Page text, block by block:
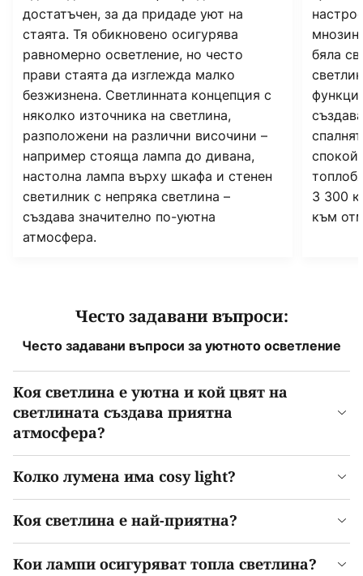
достатъчен, за да придаде уют на
стаята. Тя обикновено осигурява
равномерно осветление, но често
прави стаята да изглежда малко
безжизнена. Светлинната концепция с
няколко източника на светлина,
разположени на различни височини –
например стояща лампа до дивана,
настолна лампа върху шкафа и стенен
светилник с непряка светлина –
създава значително по-уютна
атмосфера.
бяла
3 300
към
Често задавани въпроси:
Често задавани въпроси за уютното осветление
Коя светлина е уютна и кой цвят на
светлината създава приятна
атмосфера?
Колко лумена има cosy light?
Коя светлина е най-приятна?
Кои лампи осигуряват топла светлина?